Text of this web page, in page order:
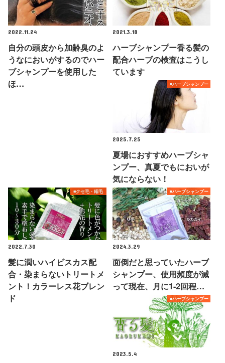
2022.11.24
自分の頭皮から加齢臭のよ
うなにおいがするのでハー
ブシャンプーを使用した
ほ…
2021.3.18
ハーブシャンプー香る髪の
配合ハーブの検査はこうし
ています
■ハーブシャンプー
2025.7.25
夏場におすすめハーブシャ
ンプー、真夏でもにおいが
気にならない！
■クセ毛・縮毛
2022.7.30
髪に潤いハイビスカス配
合・染まらないトリートメ
ント！カラーレス花ブレン
ド
■ハーブシャンプー
2024.3.29
面倒だと思っていたハーブ
シャンプー、使用頻度が減
って現在、月に1-2回程…
■ハーブシャンプー
2023.5.4